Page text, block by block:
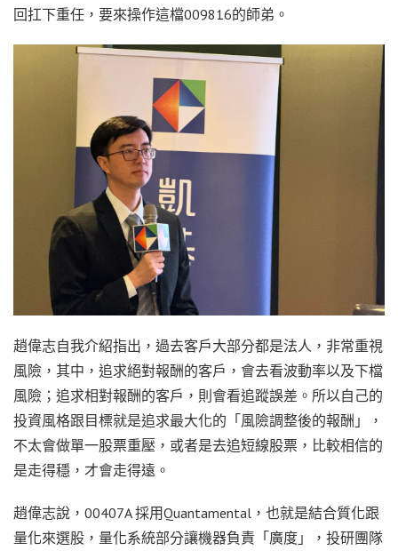
回扛下重任，要來操作這檔009816的師弟。
趙偉志自我介紹指出，過去客戶大部分都是法人，非常重視
風險，其中，追求絕對報酬的客戶，會去看波動率以及下檔
風險；追求相對報酬的客戶，則會看追蹤誤差。所以自己的
投資風格跟目標就是追求最大化的「風險調整後的報酬」，
不太會做單一股票重壓，或者是去追短線股票，比較相信的
是走得穩，才會走得遠。
趙偉志說，00407A 採用Quantamental，也就是結合質化跟
量化來選股，量化系統部分讓機器負責「廣度」，投研團隊